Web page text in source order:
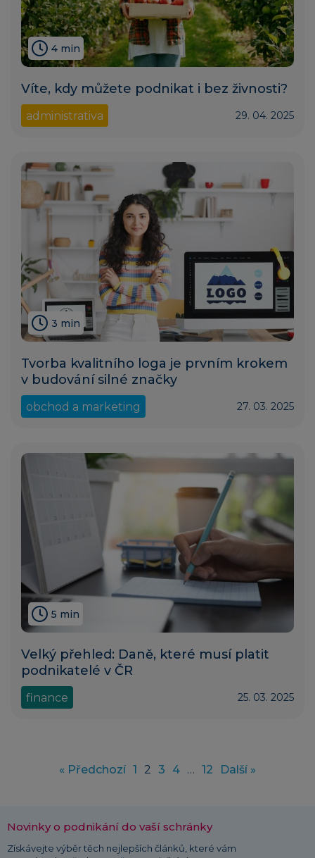
4 min
Víte, kdy můžete podnikat i bez živnosti?
administrativa 29. 04. 2025
3 min
Tvorba kvalitního loga je prvním krokem
v budování silné značky
obchod a marketing 27. 03. 2025
5 min
Velký přehled: Daně, které musí platit
podnikatelé v ČR
finance 25. 03. 2025
« Předchozí 1 2 3 4 … 12 Další »
Novinky o podnikání do vaší schránky
Získávejte výběr těch nejlepších článků, které vám